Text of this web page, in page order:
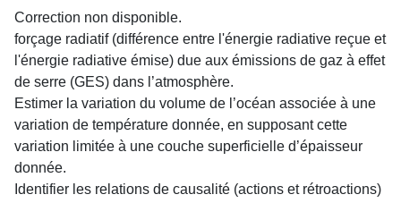
Correction non disponible.
forçage radiatif (différence entre l'énergie radiative reçue et
l'énergie radiative émise) due aux émissions de gaz à effet
de serre (GES) dans l’atmosphère.
Estimer la variation du volume de l’océan associée à une
variation de température donnée, en supposant cette
variation limitée à une couche superficielle d’épaisseur
donnée.
Identifier les relations de causalité (actions et rétroactions)